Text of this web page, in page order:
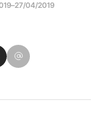
–27/04/2019
su Pinterest
su WhatsApp
Condividi su Email